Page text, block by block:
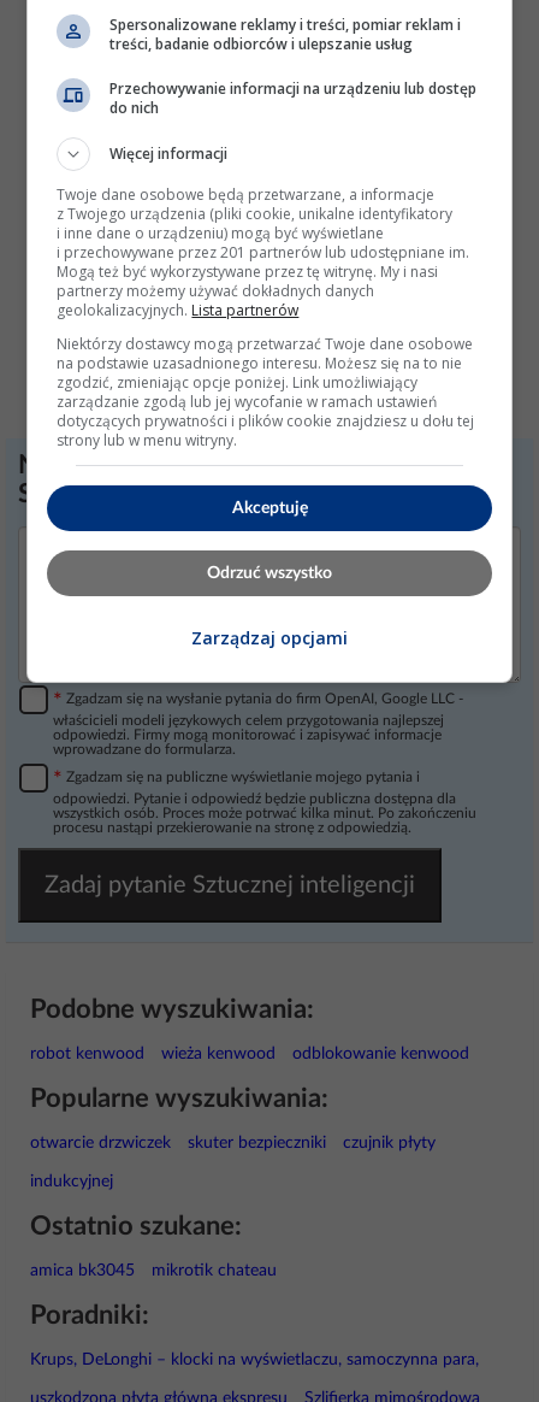
Nie znalazłeś odpowiedzi? Zadaj pytanie
Sztucznej Inteligencji
* Zgadzam się na wysłanie pytania do firm OpenAI, Google LLC -
właścicieli modeli językowych celem przygotowania najlepszej
odpowiedzi. Firmy mogą monitorować i zapisywać informacje
wprowadzane do formularza.
* Zgadzam się na publiczne wyświetlanie mojego pytania i
odpowiedzi. Pytanie i odpowiedź będzie publiczna dostępna dla
wszystkich osób. Proces może potrwać kilka minut. Po zakończeniu
procesu nastąpi przekierowanie na stronę z odpowiedzią.
Zadaj pytanie Sztucznej inteligencji
Podobne wyszukiwania:
robot kenwood wieża kenwood odblokowanie kenwood
Popularne wyszukiwania:
otwarcie drzwiczek skuter bezpieczniki czujnik płyty
indukcyjnej
Ostatnio szukane:
amica bk3045 mikrotik chateau
Poradniki:
Krups, DeLonghi – klocki na wyświetlaczu, samoczynna para,
uszkodzona płyta główna ekspresu Szlifierka mimośrodowa
Spersonalizowane reklamy i treści, pomiar reklam i
treści, badanie odbiorców i ulepszanie usług
Przechowywanie informacji na urządzeniu lub dostęp
do nich
Więcej informacji
Twoje dane osobowe będą przetwarzane, a informacje
z Twojego urządzenia (pliki cookie, unikalne identyfikatory
i inne dane o urządzeniu) mogą być wyświetlane
i przechowywane przez 201 partnerów lub udostępniane im.
Mogą też być wykorzystywane przez tę witrynę. My i nasi
partnerzy możemy używać dokładnych danych
geolokalizacyjnych. Lista partnerów
Niektórzy dostawcy mogą przetwarzać Twoje dane osobowe
na podstawie uzasadnionego interesu. Możesz się na to nie
zgodzić, zmieniając opcje poniżej. Link umożliwiający
zarządzanie zgodą lub jej wycofanie w ramach ustawień
dotyczących prywatności i plików cookie znajdziesz u dołu tej
strony lub w menu witryny.
Akceptuję
Odrzuć wszystko
Zarządzaj opcjami